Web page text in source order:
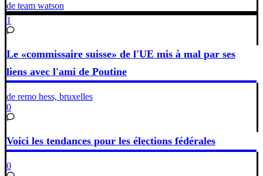
de team watson
1
Le «commissaire suisse» de l'UE mis à mal par ses
liens avec l'ami de Poutine
de remo hess, bruxelles
0
Voici les tendances pour les élections fédérales
0